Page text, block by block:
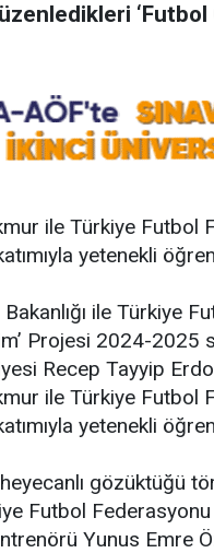
ile Türkiye Futbol
yetenekli
ile Türkiye
Projesi 2024-2025
Recep Tayyip
ile Türkiye Futbol
yetenekli
gözüktüğü
Futbol
Yunus Emre